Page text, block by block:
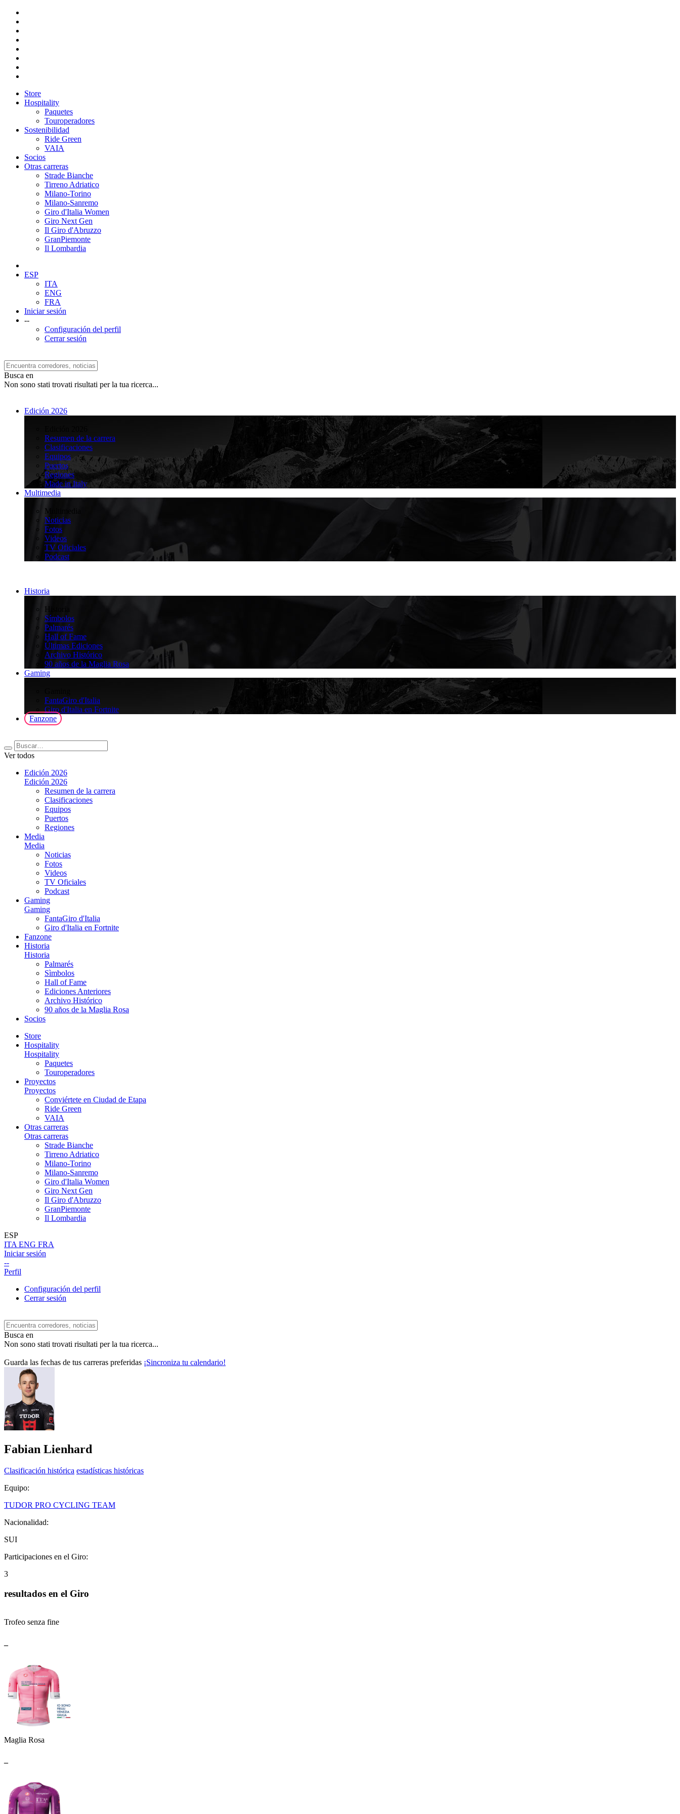
Store
Hospitality
Paquetes
Touroperadores
Sostenibilidad
Ride Green
VAIA
Socios
Otras carreras
Strade Bianche
Tirreno Adriatico
Milano-Torino
Milano-Sanremo
Giro d'Italia Women
Giro Next Gen
Il Giro d'Abruzzo
GranPiemonte
Il Lombardia
ESP
ITA
ENG
FRA
Iniciar sesión
--
Configuración del perfil
Cerrar sesión
Busca en
Non sono stati trovati risultati per la tua ricerca...
Edición 2026
Resumen de la carrera
Clasificaciones
Equipos
Puertos
Regiones
Made in Italy
Multimedia
Multimedia
Noticias
Fotos
Videos
TV Oficiales
Podcast
Historia
Historia
Símbolos
Palmarés
Hall of Fame
Últimas Ediciones
Archivo Histórico
90 años de la Maglia Rosa
Gaming
FantaGiro d'Italia
Giro d'Italia en Fortnite
Fanzone
Ver todos
Edición 2026
Edición 2026
Resumen de la carrera
Clasificaciones
Equipos
Puertos
Regiones
Media
Media
Noticias
Fotos
Videos
TV Oficiales
Podcast
Gaming
Gaming
FantaGiro d'Italia
Giro d'Italia en Fortnite
Fanzone
Historia
Historia
Palmarés
Sìmbolos
Hall of Fame
Ediciones Anteriores
Archivo Histórico
90 años de la Maglia Rosa
Socios
Store
Hospitality
Hospitality
Paquetes
Touroperadores
Proyectos
Proyectos
Conviértete en Ciudad de Etapa
Ride Green
VAIA
Otras carreras
Otras carreras
Strade Bianche
Tirreno Adriatico
Milano-Torino
Milano-Sanremo
Giro d'Italia Women
Giro Next Gen
Il Giro d'Abruzzo
GranPiemonte
Il Lombardia
ESP
ITA ENG FRA
Iniciar sesión
--
Perfil
Configuración del perfil
Cerrar sesión
Busca en
Non sono stati trovati risultati per la tua ricerca...
Guarda las fechas de tus carreras preferidas ¡Sincroniza tu calendario!
Fabian Lienhard
Clasificación histórica estadísticas históricas
Equipo:
TUDOR PRO CYCLING TEAM
Nacionalidad:
SUI
Participaciones en el Giro:
3
resultados en el Giro
Trofeo senza fine
Maglia Rosa